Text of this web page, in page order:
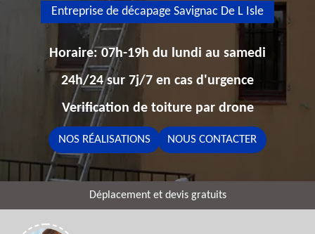
Entreprise de décapage Savignac De L Isle
Horaire: 07h-19h du lundi au samedi
24h/24 sur 7j/7 en cas d'urgence
Verification de toiture par drone
NOS RÉALISATIONS NOUS CONTACTER
Déplacement et devis gratuits